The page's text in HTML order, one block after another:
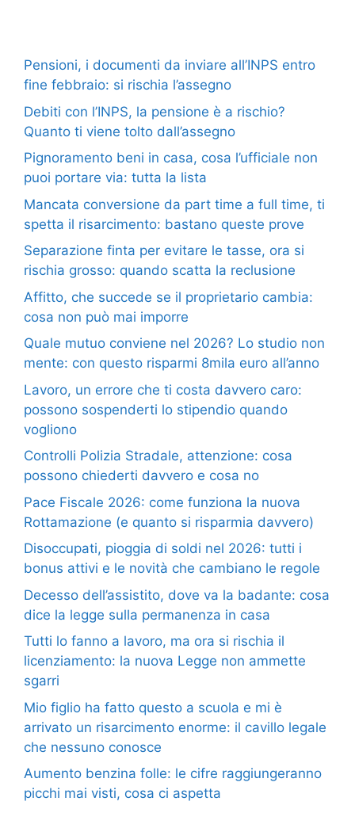
Pensioni, i documenti da inviare all’INPS entro
fine febbraio: si rischia l’assegno
Debiti con l’INPS, la pensione è a rischio?
Quanto ti viene tolto dall’assegno
Pignoramento beni in casa, cosa l’ufficiale non
puoi portare via: tutta la lista
Mancata conversione da part time a full time, ti
spetta il risarcimento: bastano queste prove
Separazione finta per evitare le tasse, ora si
rischia grosso: quando scatta la reclusione
Affitto, che succede se il proprietario cambia:
cosa non può mai imporre
Quale mutuo conviene nel 2026? Lo studio non
mente: con questo risparmi 8mila euro all’anno
Lavoro, un errore che ti costa davvero caro:
possono sospenderti lo stipendio quando
vogliono
Controlli Polizia Stradale, attenzione: cosa
possono chiederti davvero e cosa no
Pace Fiscale 2026: come funziona la nuova
Rottamazione (e quanto si risparmia davvero)
Disoccupati, pioggia di soldi nel 2026: tutti i
bonus attivi e le novità che cambiano le regole
Decesso dell’assistito, dove va la badante: cosa
dice la legge sulla permanenza in casa
Tutti lo fanno a lavoro, ma ora si rischia il
licenziamento: la nuova Legge non ammette
sgarri
Mio figlio ha fatto questo a scuola e mi è
arrivato un risarcimento enorme: il cavillo legale
che nessuno conosce
Aumento benzina folle: le cifre raggiungeranno
picchi mai visti, cosa ci aspetta